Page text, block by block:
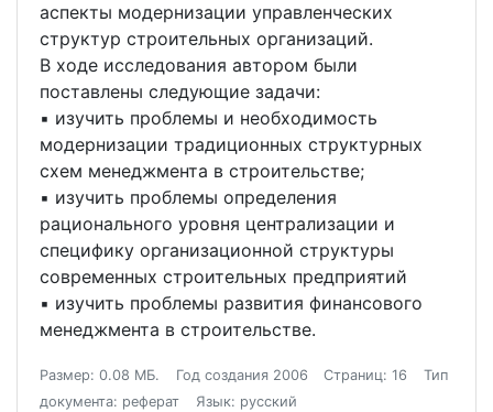
аспекты модернизации управленческих
структур строительных организаций.
В ходе исследования автором были
поставлены следующие задачи:
▪ изучить проблемы и необходимость
модернизации традиционных структурных
схем менеджмента в строительстве;
▪ изучить проблемы определения
рационального уровня централизации и
специфику организационной структуры
современных строительных предприятий
▪ изучить проблемы развития финансового
менеджмента в строительстве.
Размер: 0.08 МБ. Год создания 2006 Страниц: 16
Тип
документа: реферат
Язык: русский